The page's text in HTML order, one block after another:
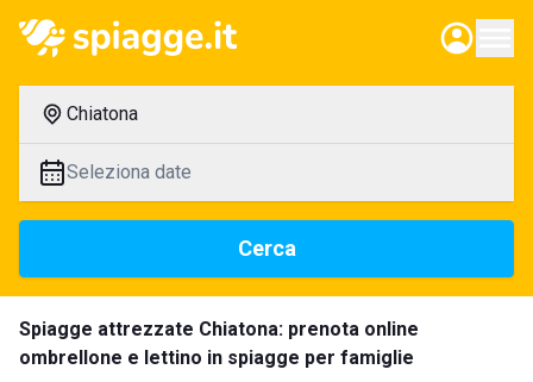
Chiatona
Seleziona date
Cerca
Spiagge attrezzate Chiatona: prenota online
ombrellone e lettino in spiagge per famiglie